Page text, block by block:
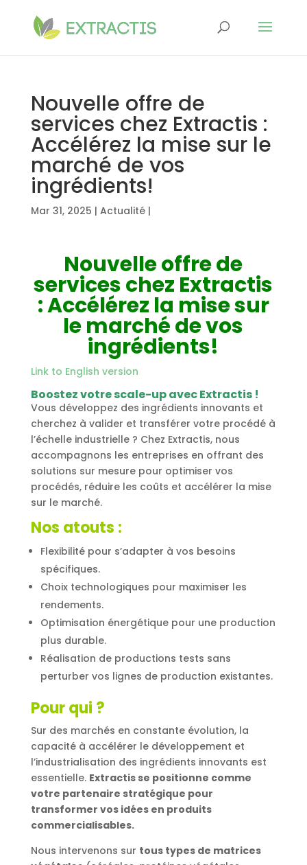
Nouvelle offre de
services chez Extractis :
Accélérez la mise sur le
marché de vos
ingrédients!
Mar 31, 2025 | Actualité|
Nouvelle offre de
services chez Extractis
: Accélérez la mise sur
le marché de vos
ingrédients!
Link to English version
Boostez votre scale-up avec Extractis !
Vous développez des ingrédients innovants et
cherchez à valider et transférer votre procédé à
l’échelle industrielle ? Chez Extractis, nous
accompagnons les entreprises en offrant des
solutions sur mesure pour optimiser vos
procédés, réduire les coûts et accélérer la mise
sur le marché.
Nos atouts :
Flexibilité pour s’adapter à vos besoins
spécifiques.
Choix technologiques pour maximiser les
rendements.
Optimisation énergétique pour une production
plus durable.
Réalisation de productions tests sans
perturber vos lignes de production existantes.
Pour qui ?
Sur des marchés en constante évolution, la
capacité à accélérer le développement et
l’industrialisation des ingrédients innovants est
essentielle. Extractis se positionne comme
votre partenaire stratégique pour
transformer vos idées en produits
commercialisables.
Nous intervenons sur tous types de matrices